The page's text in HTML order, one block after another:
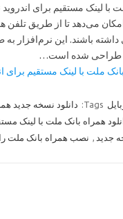
ملت با لینک مستقیم برای
می‌دهد تا از طریق تلفن
باشند. این نرم‌افزار به
طراحی شده است…
Tags: دانلود نسخه جدید
همراه بانک ملت با لینک
جدید , نصب همراه بانک ملت